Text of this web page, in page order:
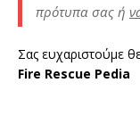
πρότυπα σας ή
Σας ευχαριστούμε
Fire Rescue Pedia